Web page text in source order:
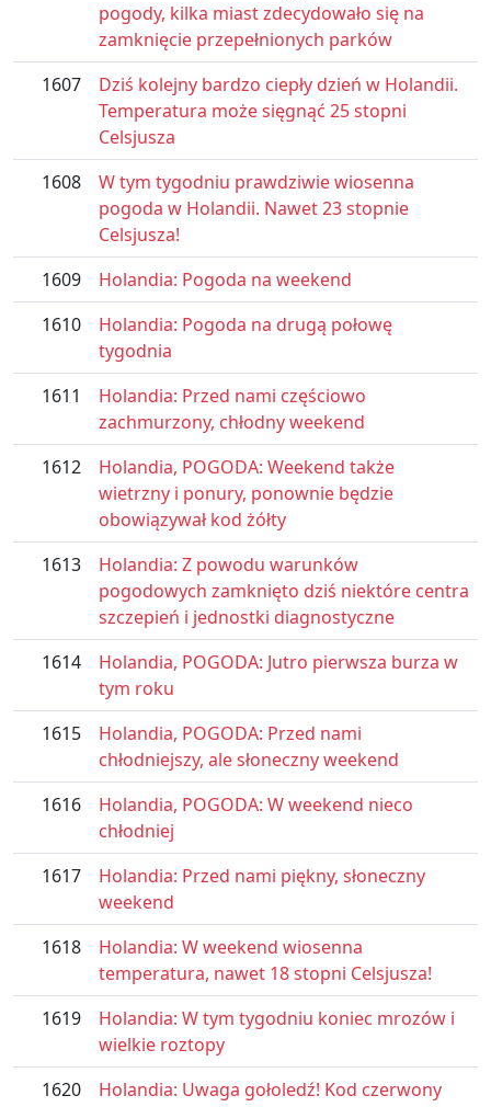
pogody, kilka miast zdecydowało się na
zamknięcie przepełnionych parków
1607
Dziś kolejny bardzo ciepły dzień w Holandii.
Temperatura może sięgnąć 25 stopni
Celsjusza
1608
W tym tygodniu prawdziwie wiosenna
pogoda w Holandii. Nawet 23 stopnie
Celsjusza!
1609
Holandia: Pogoda na weekend
1610
Holandia: Pogoda na drugą połowę
tygodnia
1611
Holandia: Przed nami częściowo
zachmurzony, chłodny weekend
1612
Holandia, POGODA: Weekend także
wietrzny i ponury, ponownie będzie
obowiązywał kod żółty
1613
Holandia: Z powodu warunków
pogodowych zamknięto dziś niektóre centra
szczepień i jednostki diagnostyczne
1614
Holandia, POGODA: Jutro pierwsza burza w
tym roku
1615
Holandia, POGODA: Przed nami
chłodniejszy, ale słoneczny weekend
1616
Holandia, POGODA: W weekend nieco
chłodniej
1617
Holandia: Przed nami piękny, słoneczny
weekend
1618
Holandia: W weekend wiosenna
temperatura, nawet 18 stopni Celsjusza!
1619
Holandia: W tym tygodniu koniec mrozów i
wielkie roztopy
1620
Holandia: Uwaga gołoledź! Kod czerwony